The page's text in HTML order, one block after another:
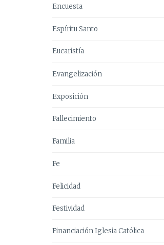
Encuesta
Espíritu Santo
Eucaristía
Evangelización
Exposición
Fallecimiento
Familia
Fe
Felicidad
Festividad
Financiación Iglesia Católica